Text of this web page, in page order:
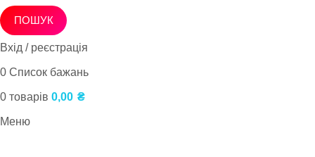
ПОШУК
Вхід / реєстрація
0 Список бажань
0 товарів 0,00 ₴
Меню